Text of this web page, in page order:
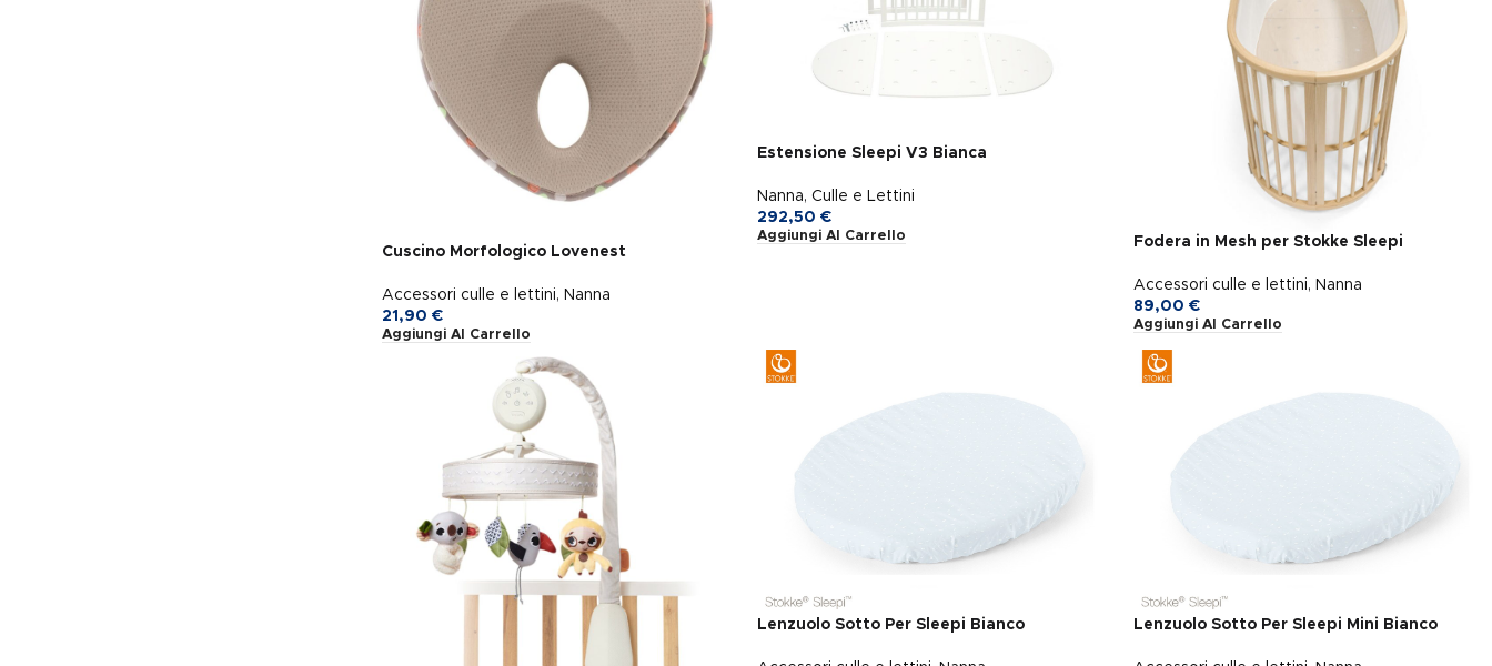
Cuscino Morfologico Lovenest
Accessori culle e lettini, Nanna
21,90 €
Aggiungi Al Carrello
Estensione Sleepi V3 Bianca
Nanna, Culle e Lettini
292,50€
Aggiungi Al Carrello Fodera in Mesh per Stokke Sleepi
Accessori culle e lettini, Nanna
89,00 €
Aggiungi Al Carrello
Lenzuolo Sotto Per Sleepi Bianco Lenzuolo Sotto Per Sleepi Mini Bianco